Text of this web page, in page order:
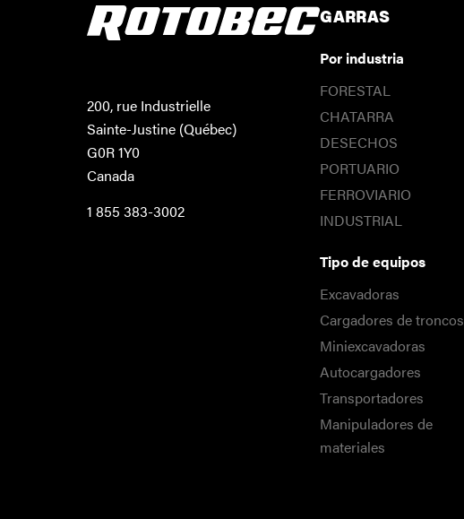
200, rue Industrielle
Sainte-Justine (Québec)
G0R 1Y0
Canada
1 855 383-3002
GARRAS
Por industria
FORESTAL
CHATARRA
DESECHOS
PORTUARIO
FERROVIARIO
INDUSTRIAL
Tipo de equipos
Excavadoras
Cargadores de troncos
Miniexcavadoras
Autocargadores
Transportadores
Manipuladores de
materiales